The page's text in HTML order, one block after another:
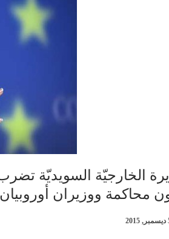
الخارجيّة السويديّة
محاكمة ووزيران أوروبيان